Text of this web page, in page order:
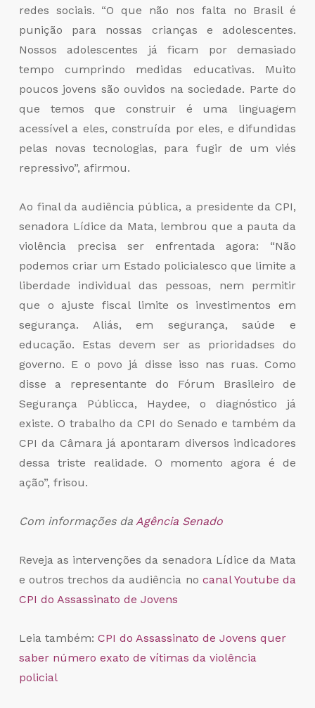
redes sociais. “O que não nos falta no Brasil é
punição para nossas crianças e adolescentes.
Nossos adolescentes já ficam por demasiado
tempo cumprindo medidas educativas. Muito
poucos jovens são ouvidos na sociedade. Parte do
que temos que construir é uma linguagem
acessível a eles, construída por eles, e difundidas
pelas novas tecnologias, para fugir de um viés
repressivo”, afirmou.
Ao final da audiência pública, a presidente da CPI,
senadora Lídice da Mata, lembrou que a pauta da
violência precisa ser enfrentada agora: “Não
podemos criar um Estado policialesco que limite a
liberdade individual das pessoas, nem permitir
que o ajuste fiscal limite os investimentos em
segurança. Aliás, em segurança, saúde e
educação. Estas devem ser as prioridadses do
governo. E o povo já disse isso nas ruas. Como
disse a representante do Fórum Brasileiro de
Segurança Públicca, Haydee, o diagnóstico já
existe. O trabalho da CPI do Senado e também da
CPI da Câmara já apontaram diversos indicadores
dessa triste realidade. O momento agora é de
ação”, frisou.
Com informações da Agência Senado
Reveja as intervenções da senadora Lídice da Mata
e outros trechos da audiência no canal Youtube da
CPI do Assassinato de Jovens
Leia também: CPI do Assassinato de Jovens quer
saber número exato de vítimas da violência
policial